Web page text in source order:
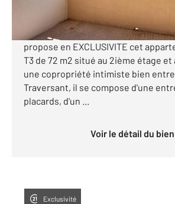
Votre agence CENTURY21
propose en EXCLUSIVITE cet
T3 de 72 m2 situé au 2ième étage et
une copropriété intimiste bien
Traversant, il se compose d'une
placards, d'un ...
Voir le détail du bien
Exclusivité